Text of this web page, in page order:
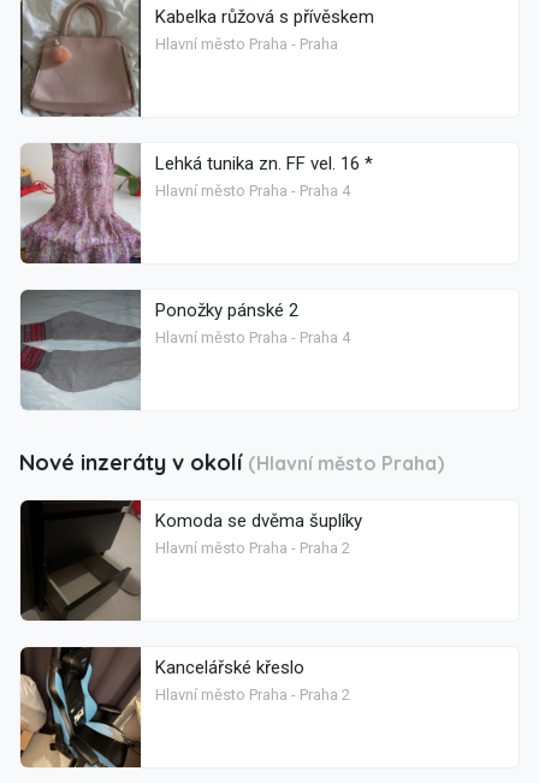
Kabelka růžová s přívěskem
Hlavní město Praha - Praha
Lehká tunika zn. FF vel. 16 *
Hlavní město Praha - Praha 4
Ponožky pánské 2
Hlavní město Praha - Praha 4
Nové inzeráty v okolí (Hlavní město Praha)
Komoda se dvěma šuplíky
Hlavní město Praha - Praha 2
Kancelářské křeslo
Hlavní město Praha - Praha 2